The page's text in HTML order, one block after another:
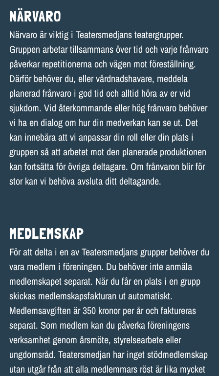
NÄRVARO
Närvaro är viktig i Teatersmedjans teatergrupper.
Gruppen arbetar tillsammans över tid och varje frånvaro
påverkar repetitionerna och vägen mot föreställning.
Därför behöver du, eller vårdnadshavare, meddela
planerad frånvaro i god tid och alltid höra av er vid
sjukdom. Vid återkommande eller hög frånvaro behöver
vi ha en dialog om hur din medverkan kan se ut. Det
kan innebära att vi anpassar din roll eller din plats i
gruppen så att arbetet mot den planerade produktionen
kan fortsätta för övriga deltagare. Om frånvaron blir för
stor kan vi behöva avsluta ditt deltagande.
MEDLEMSKAP
För att delta i en av Teatersmedjans grupper behöver du
vara medlem i föreningen. Du behöver inte anmäla
medlemskapet separat. När du får en plats i en grupp
skickas medlemskapsfakturan ut automatiskt.
Medlemsavgiften är 350 kronor per år och faktureras
separat. Som medlem kan du påverka föreningens
verksamhet genom årsmöte, styrelsearbete eller
ungdomsråd. Teatersmedjan har inget stödmedlemskap
utan utgår från att alla medlemmars röst är lika mycket